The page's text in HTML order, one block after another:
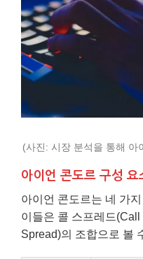
(사진: 시장 분석을 통해 아
아이언 콘도르 구성 요
아이언 콘도르는 네 가
이들은 콜 스프레드
Spread)의 조합으로 볼